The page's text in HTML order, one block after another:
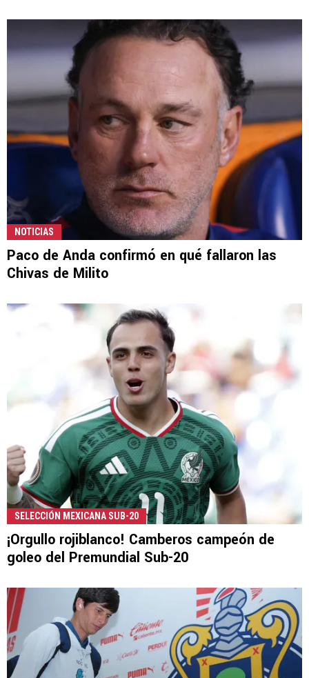
NOTICIAS
Paco de Anda confirmó en qué fallaron las
Chivas de Milito
SELECCIÓN MEXICANA SUB-20
¡Orgullo rojiblanco! Camberos campeón de
goleo del Premundial Sub-20